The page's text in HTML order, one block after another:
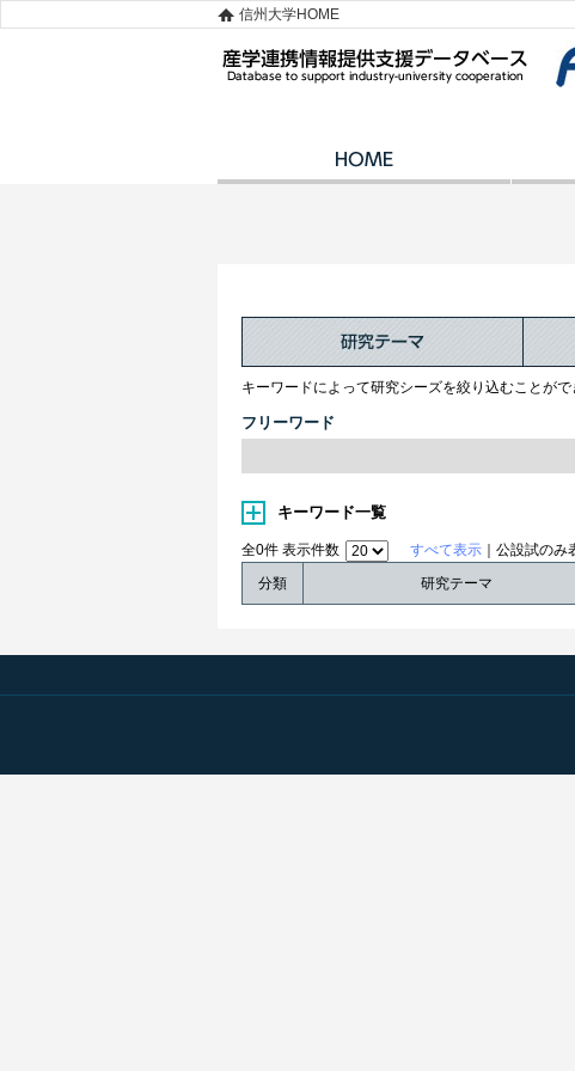
信州大学HOME
キーワードによって研究シーズを絞り込むことがで
フリーワード
キーワード一覧
全0件 表示件数 すべて表示 ｜公設試のみ
分類
研究テーマ